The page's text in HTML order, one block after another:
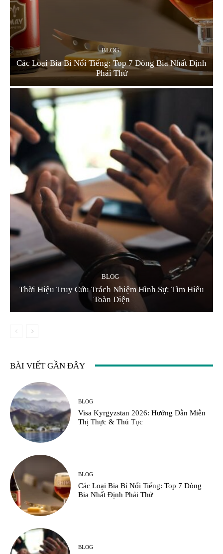
BLOG
Các Loại Bia Bỉ Nổi Tiếng: Top 7 Dòng Bia Nhất Định
Phải Thử
BLOG
Thời Hiệu Truy Cứu Trách Nhiệm Hình Sự: Tìm Hiểu
Toàn Diện
BÀI VIẾT GẦN ĐÂY
BLOG
Visa Kyrgyzstan 2026: Hướng Dẫn Miễn
Thị Thực & Thủ Tục
BLOG
Các Loại Bia Bỉ Nổi Tiếng: Top 7 Dòng
Bia Nhất Định Phải Thử
BLOG